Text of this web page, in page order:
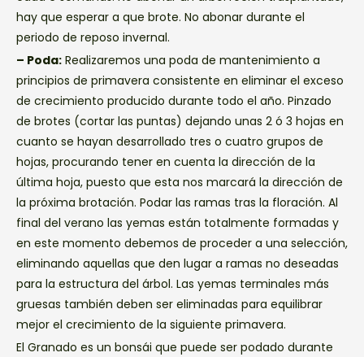
hay que esperar a que brote. No abonar durante el
periodo de reposo invernal.
– Poda: Realizaremos una poda de mantenimiento a
principios de primavera consistente en eliminar el exceso
de crecimiento producido durante todo el año. Pinzado
de brotes (cortar las puntas) dejando unas 2 ó 3 hojas en
cuanto se hayan desarrollado tres o cuatro grupos de
hojas, procurando tener en cuenta la dirección de la
última hoja, puesto que esta nos marcará la dirección de
la próxima brotación. Podar las ramas tras la floración. Al
final del verano las yemas están totalmente formadas y
en este momento debemos de proceder a una selección,
eliminando aquellas que den lugar a ramas no deseadas
para la estructura del árbol. Las yemas terminales más
gruesas también deben ser eliminadas para equilibrar
mejor el crecimiento de la siguiente primavera.
El Granado es un bonsái que puede ser podado durante